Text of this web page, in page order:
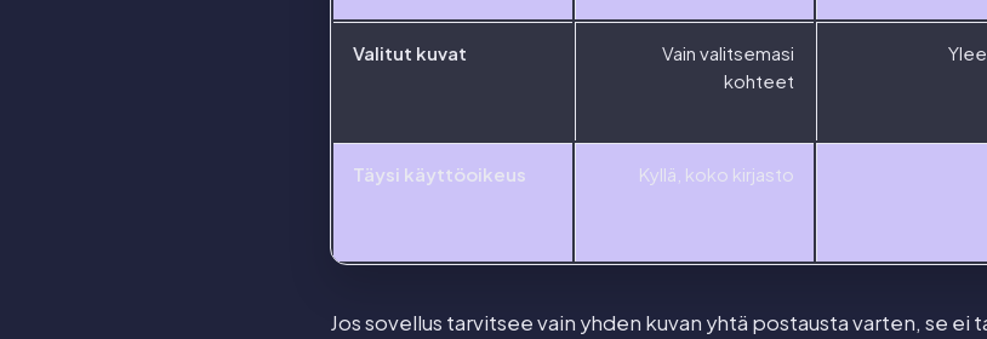
Valitut kuvat
Vain valitsemasi
kohteet
Täysi käyttöoikeus Kyllä, koko kirjasto
Jos sovellus tarvitsee vain yhden kuvan yhtä postausta varten, se